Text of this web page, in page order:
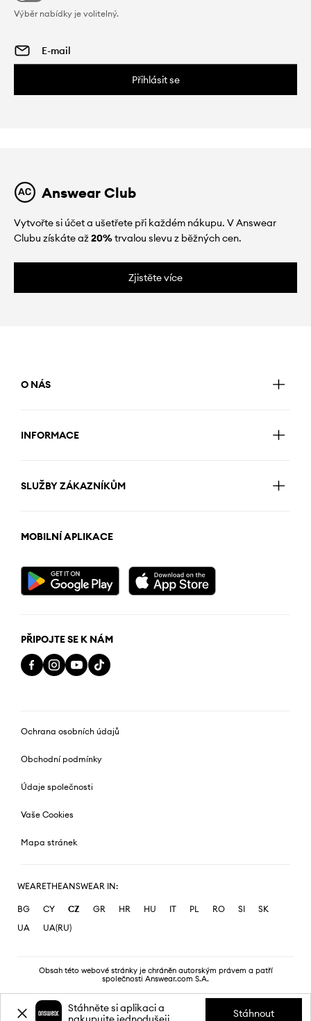
Výběr nabídky je volitelný.
Přihlásit se
Answear Club
Vytvořte si účet a ušetřete při každém nákupu. V Answear
Clubu získáte až20%trvalou slevu z běžných cen.
Zjistěte více
O NÁS
INFORMACE
SLUŽBY ZÁKAZNÍKŮM
MOBILNÍ APLIKACE
PŘIPOJTE SE K NÁM
Ochrana osobních údajů
Obchodní podmínky
Údaje společnosti
Vaše Cookies
Mapa stránek
WEARETHEANSWEAR IN:
BG CY CZ GR HR HU IT PL RO SI
SK
UA
UA(RU)
Obsah této webové stránky je chráněn autorským právem a patří
společnosti Answear.com S.A.
Stáhněte si aplikaci a
Stáhnout